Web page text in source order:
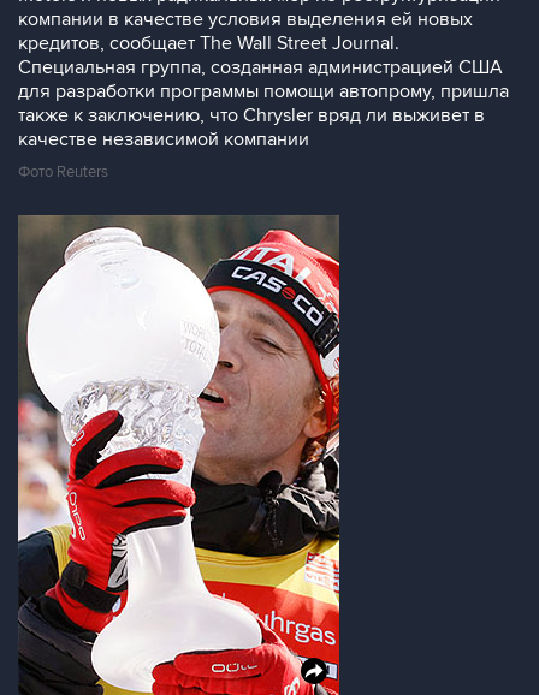
компании в качестве условия выделения ей новых
кредитов, сообщает The Wall Street Journal.
Специальная группа, созданная администрацией США
для разработки программы помощи автопрому, пришла
также к заключению, что Chrysler вряд ли выживет в
качестве независимой компании
Фото Reuters